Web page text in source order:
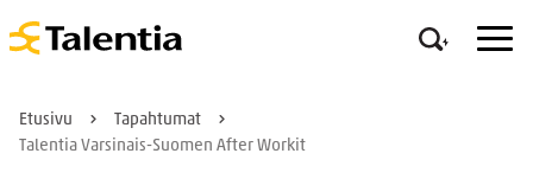
Etusivu
Tapahtumat
Talentia Varsinais-Suomen After Workit